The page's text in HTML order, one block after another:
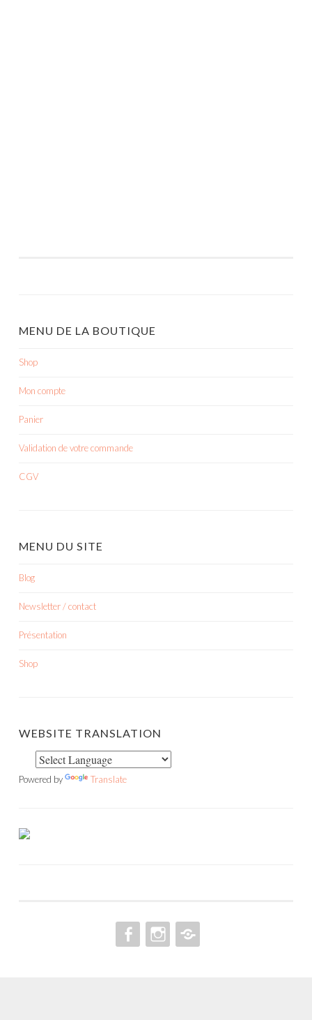
MENU DE LA BOUTIQUE
Shop
Mon compte
Panier
Validation de votre commande
CGV
MENU DU SITE
Blog
Newsletter / contact
Présentation
Shop
WEBSITE TRANSLATION
Powered by Translate